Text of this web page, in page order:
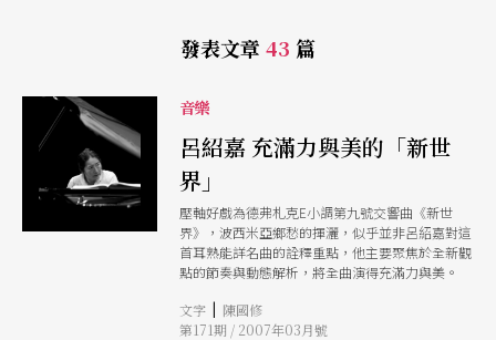
發表文章 43 篇
音樂
呂紹嘉 充滿力與美的「新世
界」
壓軸好戲為德弗札克E小調第九號交響曲《新世
界》，波西米亞鄉愁的揮灑，似乎並非呂紹嘉對這
首耳熟能詳名曲的詮釋重點，他主要聚焦於全新觀
點的節奏與動態解析，將全曲演得充滿力與美。
文字 | 陳國修
第171期 / 2007年03月號